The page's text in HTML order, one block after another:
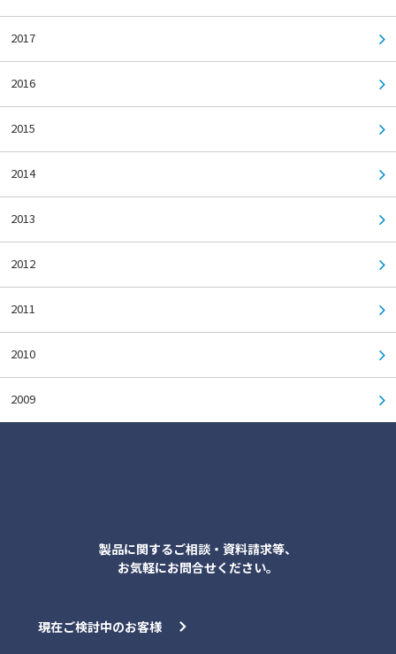
2017
2016
2015
2014
2013
2012
2011
2010
2009
製品に関するご相談・資料請求等、
お気軽にお問合せください。
現在ご検討中のお客様